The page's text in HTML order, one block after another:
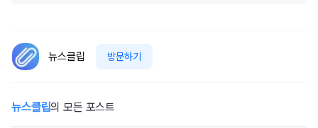
뉴스클립 방문하기
뉴스클립의 모든 포스트